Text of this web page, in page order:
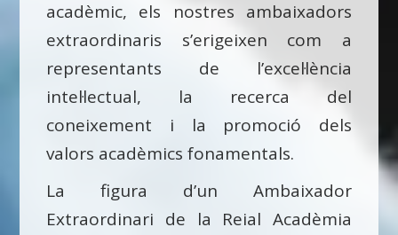
acadèmic, els nostres ambaixadors
extraordinaris s’erigeixen com a
representants de l’excel·lència
intel·lectual, la recerca del
coneixement i la promoció dels
valors acadèmics fonamentals.
La figura d’un Ambaixador
Extraordinari de la Reial Acadèmia